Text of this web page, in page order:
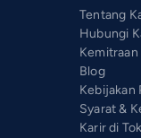
Tentang
Hubungi
Kemitraan
Blog
Kebijakan
Syarat &
Karir di